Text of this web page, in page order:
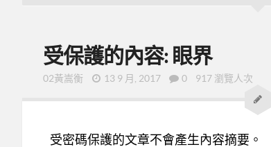
受保護的內容: 眼界
02黃嵩衡 13 9 月, 2017 0 917 瀏覽人次
受密碼保護的文章不會產生內容摘要。